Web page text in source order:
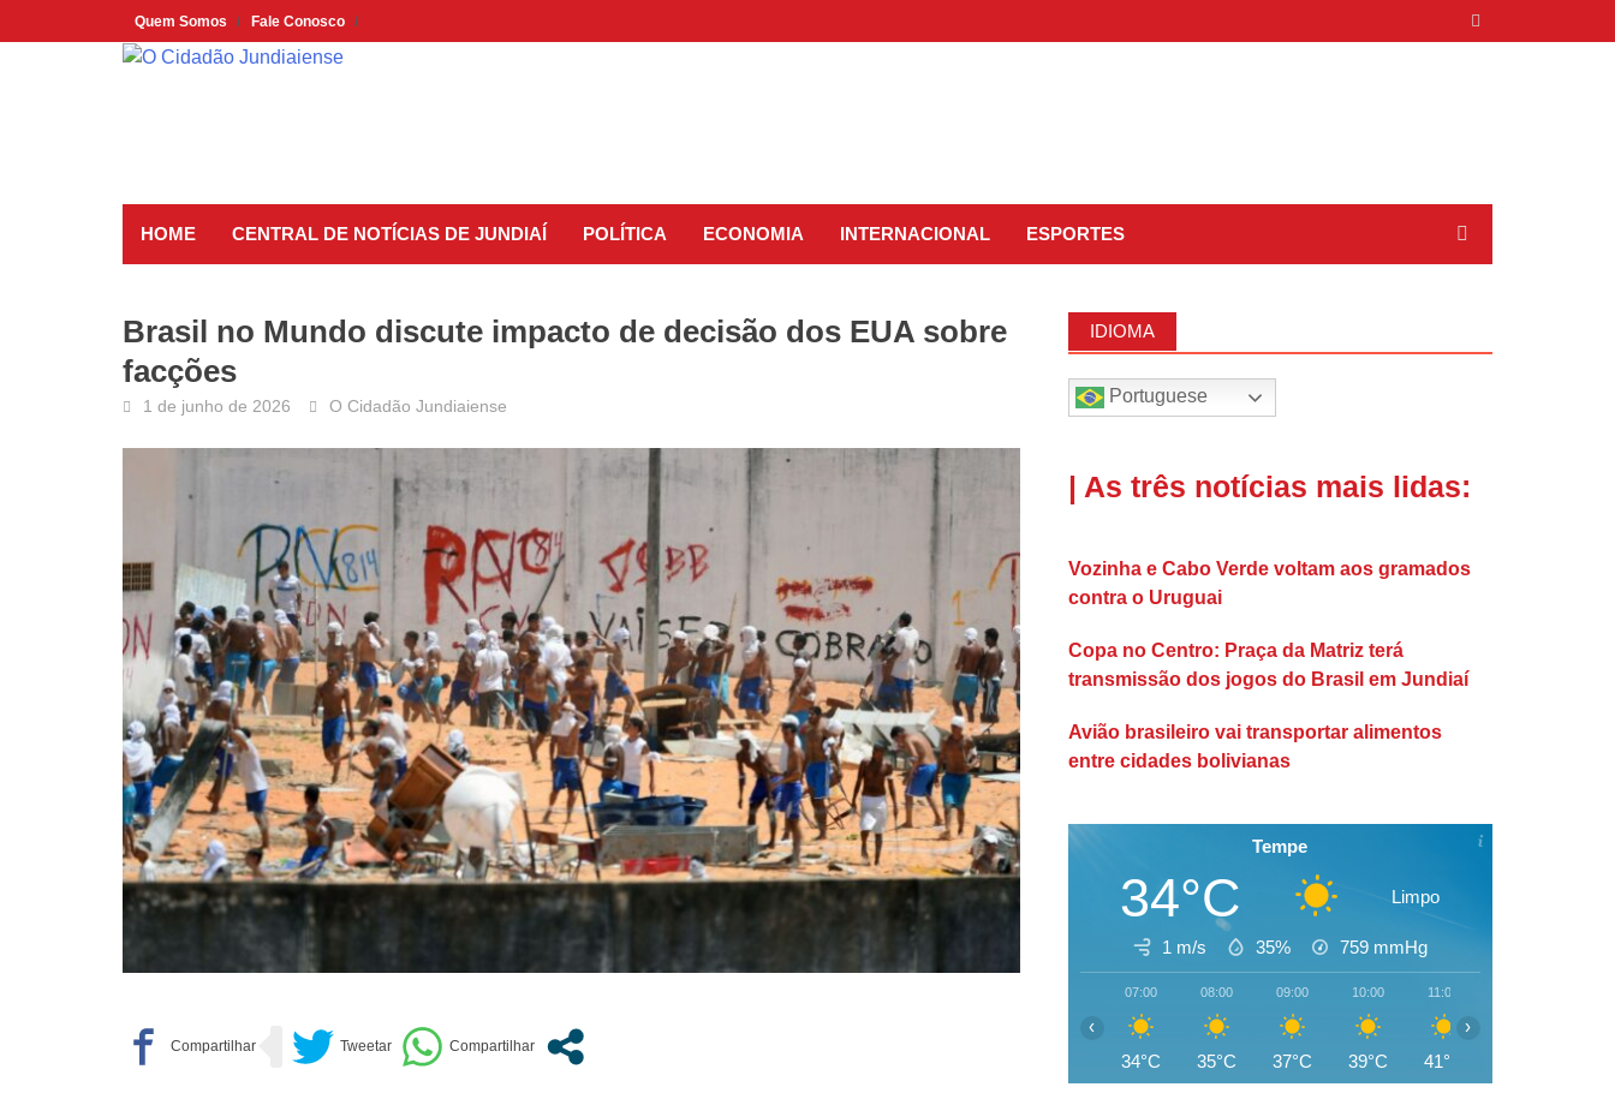
to
Quem Somos Fale Conosco
HOME CENTRAL DE NOTÍCIAS DE JUNDIAÍ POLÍTICA ECONOMIA INTERNACIONAL ESPORTES
Brasil no Mundo discute impacto de decisão dos EUA sobre
facções
1 de junho de 2026 O Cidadão Jundiaiense
IDIOMA
Portuguese
| As três notícias mais lidas:
Vozinha e Cabo Verde voltam aos gramados
contra o Uruguai
Copa no Centro: Praça da Matriz terá
transmissão dos jogos do Brasil em Jundiaí
Avião brasileiro vai transportar alimentos
entre cidades bolivianas
Tempe
34°C Limpo
1 m/s 35% 759 mmHg
07:00
34°C
08:00
35°C
09:00
37°C
10:00
39°C
11:00
41°C
‹ ›